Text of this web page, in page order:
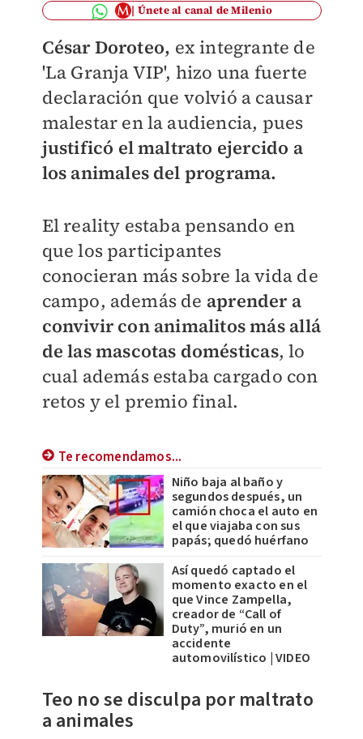
Únete al canal de Milenio
César Doroteo, ex integrante de
'La Granja VIP', hizo una fuerte
declaración que volvió a causar
malestar en la audiencia, pues
justificó el maltrato ejercido a
los animales del programa.
El reality estaba pensando en
que los participantes
conocieran más sobre la vida de
campo, además de aprender a
convivir con animalitos más allá
de las mascotas domésticas, lo
cual además estaba cargado con
retos y el premio final.
Te recomendamos...
Niño baja al baño y
segundos después, un
camión choca el auto en
el que viajaba con sus
papás; quedó huérfano
Así quedó captado el
momento exacto en el
que Vince Zampella,
creador de “Call of
Duty”, murió en un
accidente
automovilístico | VIDEO
Teo no se disculpa por maltrato
a animales